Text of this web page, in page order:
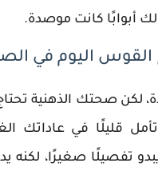
لك أبوابًا كانت موصدة.
القوس اليوم في
لكن صحتك الذهنية
قليلًا في عاداتك
تفصيلًا صغيرًا، لكنه